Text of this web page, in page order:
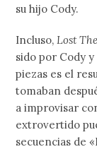
su hijo Cody.
Incluso, Lost
sido por Cody y
piezas es el
tomaban
a improvisar
extrovertido
secuencias de